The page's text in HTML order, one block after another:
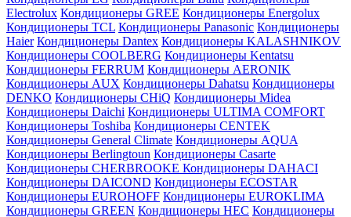
Electrolux Кондиционеры GREE Кондиционеры Energolux
Кондиционеры TCL Кондиционеры Panasonic Кондиционеры
Haier Кондиционеры Dantex Кондиционеры KALASHNIKOV
Кондиционеры СOOLBERG Кондиционеры Kentatsu
Кондиционеры FERRUM Кондиционеры AERONIK
Кондиционеры AUX Кондиционеры Dahatsu Кондиционеры
DENKO Кондиционеры CHiQ Кондиционеры Midea
Кондиционеры Daichi Кондиционеры ULTIMA COMFORT
Кондиционеры Toshiba Кондиционеры CENTEK
Кондиционеры General Climate Кондиционеры AQUA
Кондиционеры Berlingtoun Кондиционеры Casarte
Кондиционеры CHERBROOKE Кондиционеры DAHACI
Кондиционеры DAICOND Кондиционеры ECOSTAR
Кондиционеры EUROHOFF Кондиционеры EUROKLIMA
Кондиционеры GREEN Кондиционеры HEC Кондиционеры